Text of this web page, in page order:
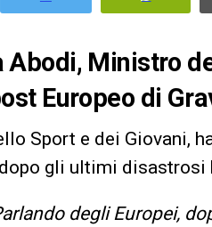
Abodi, Ministro
Europeo di
Sport e dei Giovani,
dopo gli ultimi disastrosi
degli Europei,